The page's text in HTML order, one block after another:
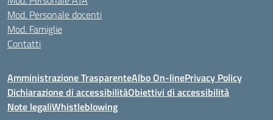
Mod. Personale docenti
Mod. Famiglie
Contatti
Amministrazione TrasparenteAlbo On-linePrivacy Policy
Dichiarazione di accessibilitàObiettivi di accessibilità
Note legaliWhistleblowing